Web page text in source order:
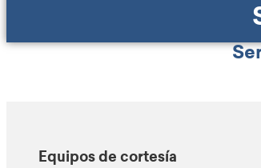
Equipos de cortesía